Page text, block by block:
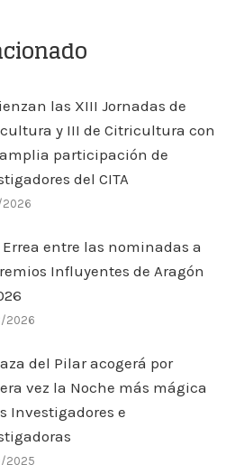
las XIII Jornadas de
y III de Citricultura con
participación de
del CITA
entre las nominadas a
Influyentes de Aragón
2026
del Pilar acogerá por
vez la Noche más mágica
Investigadores e
2025